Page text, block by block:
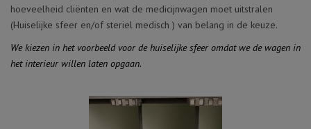
hoeveelheid cliënten en wat de medicijnwagen moet uitstralen
(Huiselijke sfeer en/of steriel medisch ) van belang in de keuze.
We kiezen in het voorbeeld voor de huiselijke sfeer omdat we de wagen in
het interieur willen laten opgaan.